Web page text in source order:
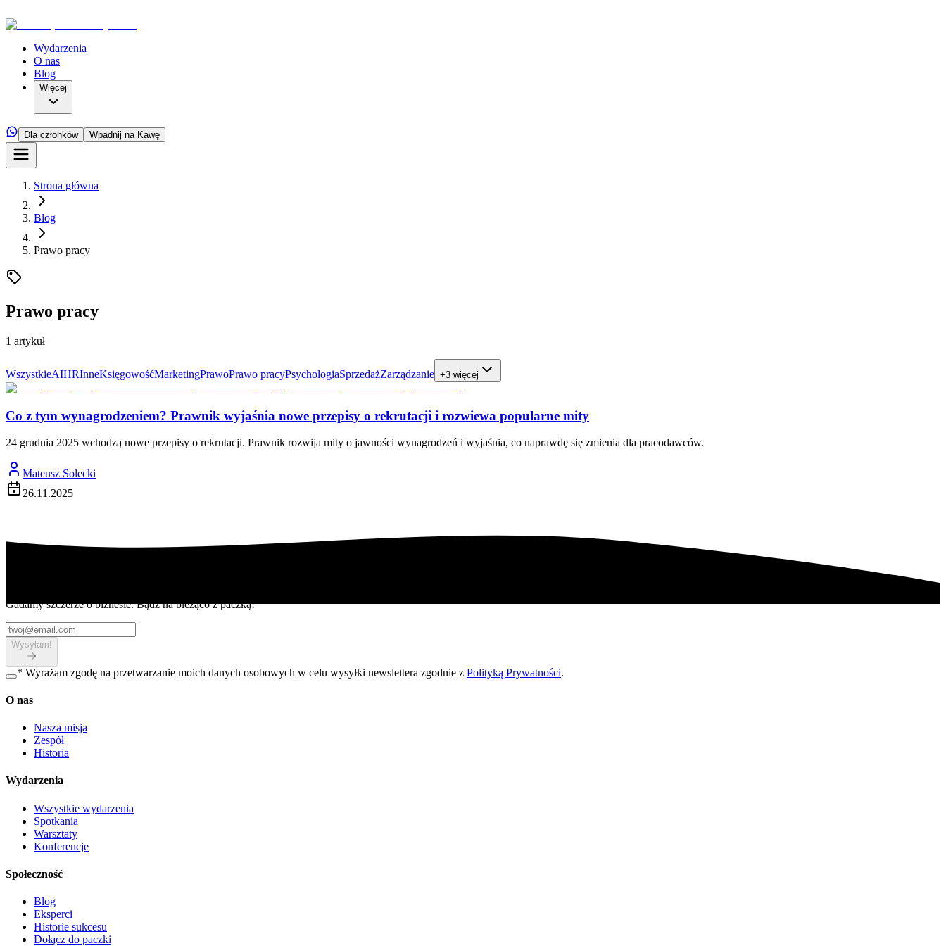
Wydarzenia
O nas
Blog
Więcej
Dla członków Wpadnij na Kawę
Strona główna
Blog
Prawo pracy
Prawo pracy
1 artykuł
WszystkieAIHRInneKsięgowośćMarketingPrawoPrawo pracyPsychologiaSprzedażZarządzanie +3 więcej
Co z tym wynagrodzeniem? Prawnik wyjaśnia nowe przepisy o rekrutacji i rozwiewa popularne mity
24 grudnia 2025 wchodzą nowe przepisy o rekrutacji. Prawnik rozwija mity o jawności wynagrodzeń i wyjaśnia, co naprawdę się zmienia dla pracodawców.
Mateusz Solecki
26.11.2025
Gadamy szczerze o biznesie. Bądź na bieżąco z paczką!
Wysyłam!
* Wyrażam zgodę na przetwarzanie moich danych osobowych w celu wysyłki newslettera zgodnie z Polityką Prywatności.
O nas
Nasza misja
Zespół
Historia
Wydarzenia
Wszystkie wydarzenia
Spotkania
Warsztaty
Konferencje
Społeczność
Blog
Eksperci
Historie sukcesu
Dołącz do paczki